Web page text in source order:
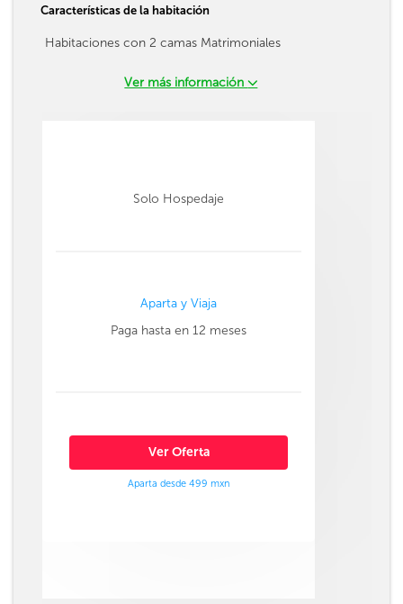
Características de la habitación
Habitaciones con 2 camas Matrimoniales
Ver más información
Solo Hospedaje
Aparta y Viaja
Paga hasta en 12 meses
Ver Oferta
Aparta desde 499 mxn